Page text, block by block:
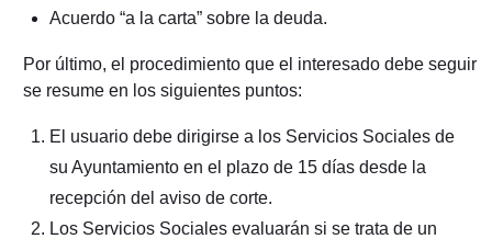
Acuerdo “a la carta” sobre la deuda.
Por último, el procedimiento que el interesado debe seguir
se resume en los siguientes puntos:
El usuario debe dirigirse a los Servicios Sociales de
su Ayuntamiento en el plazo de 15 días desde la
recepción del aviso de corte.
Los Servicios Sociales evaluarán si se trata de un